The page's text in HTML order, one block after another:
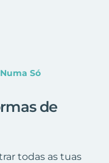
Só
de
todas as tuas